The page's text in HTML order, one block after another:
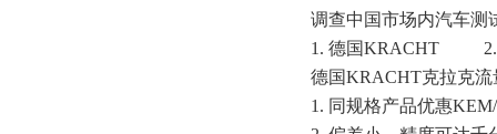
调查中国市场内汽车测
1. 德国KRACHT
德国KRACHT克拉克流
1. 同规格产品优惠